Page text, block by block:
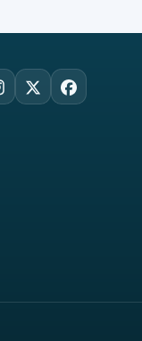
Facebook
X